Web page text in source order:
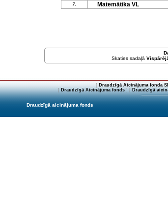
7.
Matemātika VL
Skaties sadaļā
[ Draudzīgā Aicinājuma fonda
[Draudzīgā Aicinājuma fonds] [Draudzīgā
Draudzīgā aicinājuma fonds